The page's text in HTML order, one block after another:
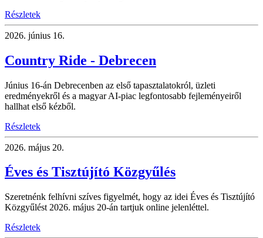
Részletek
2026. június 16.
Country Ride - Debrecen
Június 16-án Debrecenben az első tapasztalatokról, üzleti
eredményekről és a magyar AI-piac legfontosabb fejleményeiről
hallhat első kézből.
Részletek
2026. május 20.
Éves és Tisztújító Közgyűlés
Szeretnénk felhívni szíves figyelmét, hogy az idei Éves és Tisztújító
Közgyűlést 2026. május 20-án tartjuk online jelenléttel.
Részletek